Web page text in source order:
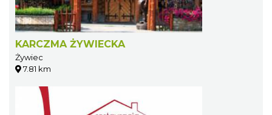
KARCZMA ŻYWIECKA
Żywiec
7.81 km